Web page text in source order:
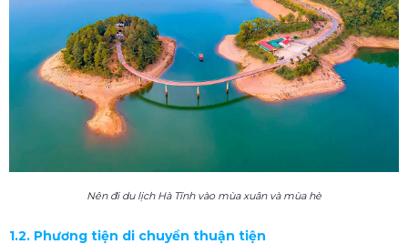
Nên đi du lịch Hà Tĩnh vào mùa xuân và mùa hè
1.2. Phương tiện di chuyển thuận tiện